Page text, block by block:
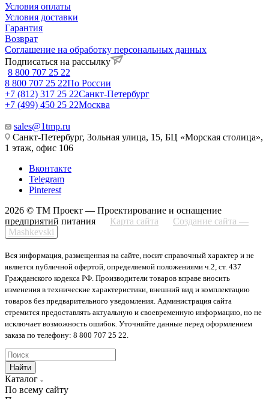
Условия оплаты
Условия доставки
Гарантия
Возврат
Соглашение на обработку персональных данных
Подписаться на рассылку
8 800 707 25 22
8 800 707 25 22По России
+7 (812) 317 25 22Санкт-Петербург
+7 (499) 450 25 22Москва
sales@1tmp.ru
Санкт-Петербург, Зольная улица, 15, БЦ «Морская столица»,
1 этаж, офис 106
Вконтакте
Telegram
Pinterest
2026 © ТМ Проект — Проектирование и оснащение
предприятий питания
Карта сайта
Создание сайта —
Mashkevski
Вся информация, размещенная на сайте, носит справочный характер и не
является публичной офертой, определяемой положениями ч.2, ст. 437
Гражданского кодекса РФ. Производители товаров вправе вносить
изменения в технические характеристики, внешний вид и комплектацию
товаров без предварительного уведомления. Администрация сайта
стремится предоставлять актуальную и своевременную информацию, но не
исключает возможность ошибок. Уточняйте данные перед оформлением
заказа по телефону: 8 800 707 25 22.
Найти
Каталог
По всему сайту